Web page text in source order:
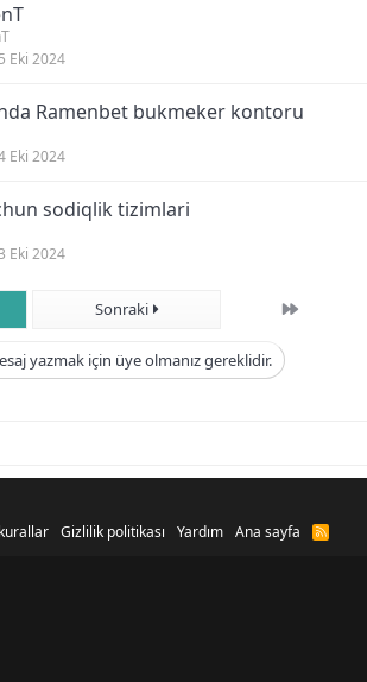
Eki 2024
Ramenbet bukmeker kontoru
Eki 2024
sodiqlik tizimlari
Eki 2024
Sonraki Son
yazmak için üye olmanız gereklidir.
Gizlilik politikası Yardım Ana sayfa
R